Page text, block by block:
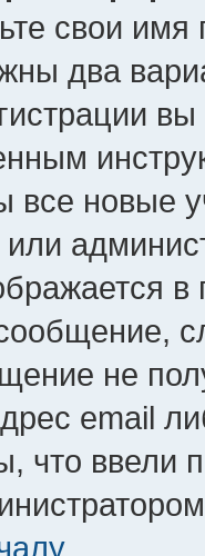
свои имя
два
все новые
не
email
что ввели